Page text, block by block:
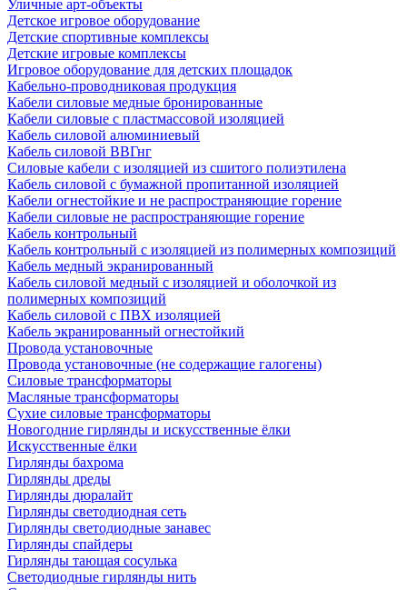
Уличные арт-объекты
Детское игровое оборудование
Детские спортивные комплексы
Детские игровые комплексы
Игровое оборудование для детских площадок
Кабельно-проводниковая продукция
Кабели силовые медные бронированные
Кабели силовые с пластмассовой изоляцией
Кабель силовой алюминиевый
Кабель силовой ВВГнг
Силовые кабели с изоляцией из сшитого полиэтилена
Кабель силовой с бумажной пропитанной изоляцией
Кабели огнестойкие и не распространяющие горение
Кабели силовые не распространяющие горение
Кабель контрольный
Кабель контрольный с изоляцией из полимерных композиций
Кабель медный экранированный
Кабель силовой медный с изоляцией и оболочкой из
полимерных композиций
Кабель силовой с ПВХ изоляцией
Кабель экранированный огнестойкий
Провода установочные
Провода установочные (не содержащие галогены)
Силовые трансформаторы
Масляные трансформаторы
Сухие силовые трансформаторы
Новогодние гирлянды и искусственные ёлки
Искусственные ёлки
Гирлянды бахрома
Гирлянды дреды
Гирлянды дюралайт
Гирлянды светодиодная сеть
Гирлянды светодиодные занавес
Гирлянды спайдеры
Гирлянды тающая сосулька
Светодиодные гирлянды нить